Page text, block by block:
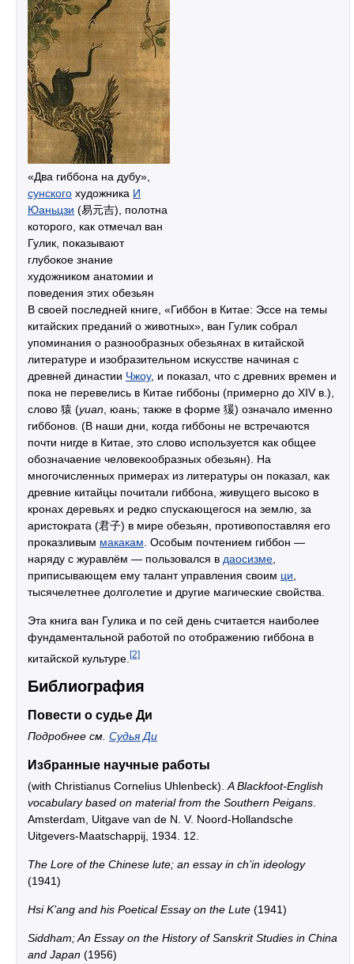
«Два гиббона на дубу»,
сунского художника И
Юаньцзи (易元吉), полотна
которого, как отмечал ван
Гулик, показывают
глубокое знание
художником анатомии и
поведения этих обезьян
В своей последней книге, «Гиббон в Китае: Эссе на темы
китайских преданий о животных», ван Гулик собрал
упоминания о разнообразных обезьянах в китайской
литературе и изобразительном искусстве начиная с
древней династии Чжоу, и показал, что с древних времен и
пока не перевелись в Китае гиббоны (примерно до XIV в.),
слово 猿 (yuan , юань; также в форме 猨) означало именно
гиббонов. (В наши дни, когда гиббоны не встречаются
почти нигде в Китае, это слово используется как общее
обозначаение человекообразных обезьян). На
многочисленных примерах из литературы он показал, как
древние китайцы почитали гиббона, живущего высоко в
кронах деревьях и редко спускающегося на землю, за
аристократа (君子) в мире обезьян, противопоставляя его
проказливым макакам . Особым почтением гиббон —
наряду с журавлём — пользовался в даосизме
приписывающем ему талант управления своим ци
тысячелетнее долголетие и другие магические свойства.
Эта книга ван Гулика и по сей день считается наиболее
фундаментальной работой по отображению гиббона в
китайской культуре. [2]
Библиография
Повести о судье Ди
Подробнее см. Судья Ди
Избранные научные работы
(with Christianus Cornelius Uhlenbeck).A Blackfoot-English
vocabulary based on material from the Southern Peigans.
Amsterdam, Uitgave van de N. V. Noord-Hollandsche
Uitgevers-Maatschappij, 1934. 12.
The Lore of the Chinese lute; an essay in ch’in ideology
(1941)
Hsi K’ang and his Poetical Essay on the Lute (1941)
Siddham; An Essay on the History of Sanskrit Studies in China
and Japan (1956)